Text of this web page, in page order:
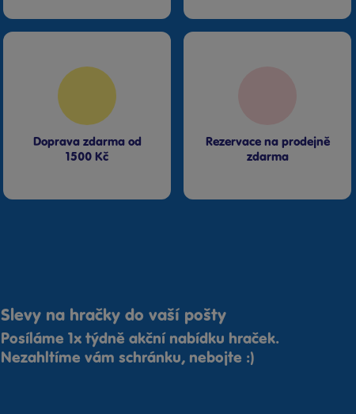
Doprava zdarma od
1500 Kč
Rezervace na prodejně
zdarma
Slevy na hračky do vaší pošty
Posíláme 1x týdně akční nabídku hraček.
Nezahltíme vám schránku, nebojte :)